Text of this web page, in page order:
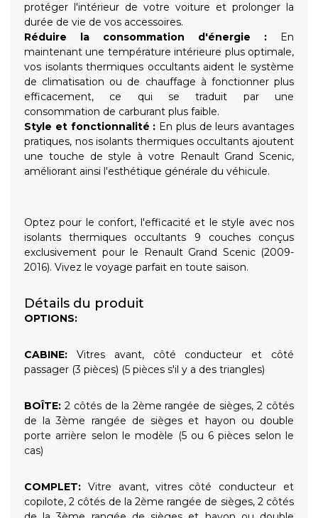
protéger l'intérieur de votre voiture et prolonger la
durée de vie de vos accessoires.
Réduire la consommation d'énergie : En
maintenant une température intérieure plus optimale,
vos isolants thermiques occultants aident le système
de climatisation ou de chauffage à fonctionner plus
efficacement, ce qui se traduit par une
consommation de carburant plus faible.
Style et fonctionnalité : En plus de leurs avantages
pratiques, nos isolants thermiques occultants ajoutent
une touche de style à votre Renault Grand Scenic,
améliorant ainsi l'esthétique générale du véhicule.
Optez pour le confort, l'efficacité et le style avec nos
isolants thermiques occultants 9 couches conçus
exclusivement pour le Renault Grand Scenic (2009-
2016). Vivez le voyage parfait en toute saison.
Détails du produit
OPTIONS:
CABINE: Vitres avant, côté conducteur et côté
passager (3 pièces) (5 pièces s'il y a des triangles)
BOÎTE: 2 côtés de la 2ème rangée de sièges, 2 côtés
de la 3ème rangée de sièges et hayon ou double
porte arrière selon le modèle (5 ou 6 pièces selon le
cas)
COMPLET: Vitre avant, vitres côté conducteur et
copilote, 2 côtés de la 2ème rangée de sièges, 2 côtés